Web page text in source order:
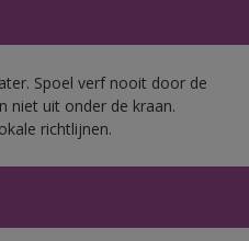
Spoel verf nooit door de
niet uit onder de kraan.
richtlijnen.